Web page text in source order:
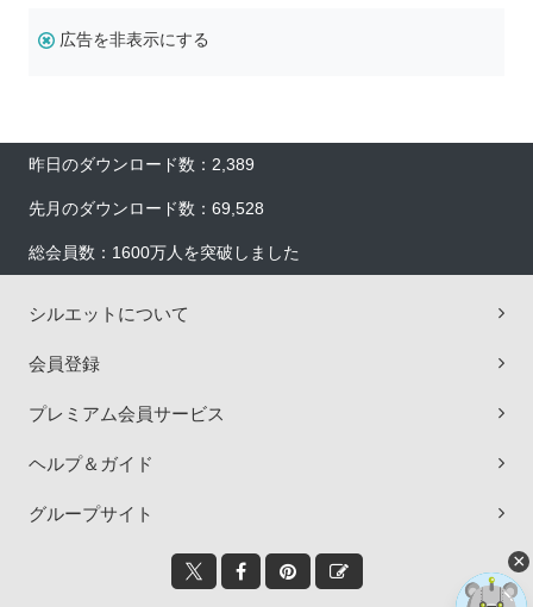
広告を非表示にする
昨日のダウンロード数：2,389
先月のダウンロード数：69,528
総会員数：1600万人を突破しました
シルエットについて
会員登録
プレミアム会員サービス
ヘルプ＆ガイド
グループサイト
×